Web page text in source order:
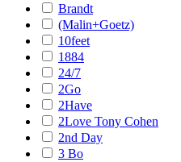
Brandt
(Malin+Goetz)
10feet
1884
24/7
2Go
2Have
2Love Tony Cohen
2nd Day
3 Bo